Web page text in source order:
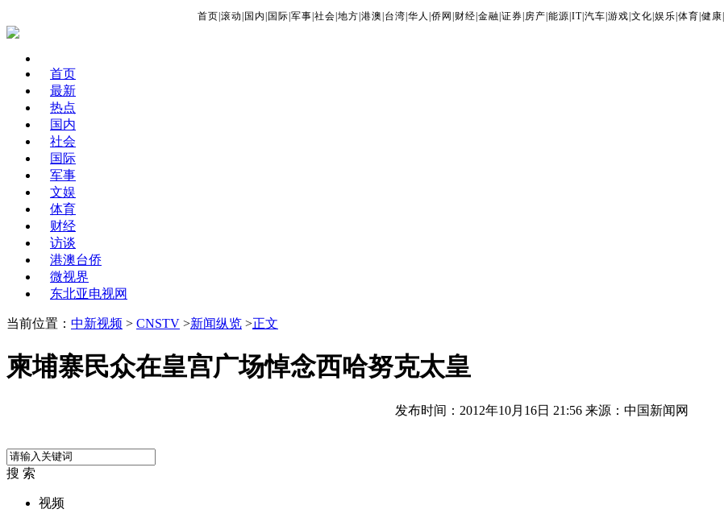
首页 滚动 国内 国际 军事 社会 地方 港澳 台湾 华人 侨网 财经 金融 证券 房产 能源 IT| 汽车 游戏 文化 娱乐 体育 健康
首页
最新
热点
国内
社会
国际
军事
文娱
体育
财经
访谈
港澳台侨
微视界
东北亚电视网
当前位置： 中新视频 > CNSTV >新闻纵览 >正文
柬埔寨民众在皇宫广场悼念西哈努克太皇
发布时间：2012年10月16日 21:56 来源：中国新闻网
搜 索
视频